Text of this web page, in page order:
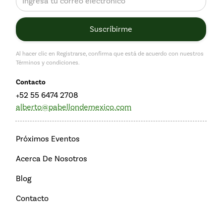
Al hacer clic en Registrarse, confirma que está de acuerdo con nuestros
Términos y condiciones.
Contacto
+52 55 6474 2708
alberto@pabellondemexico.com
Próximos Eventos
Acerca De Nosotros
Blog
Contacto